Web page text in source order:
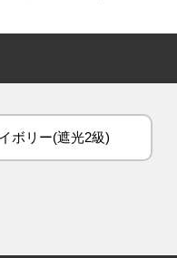
ボリー(遮光2級)